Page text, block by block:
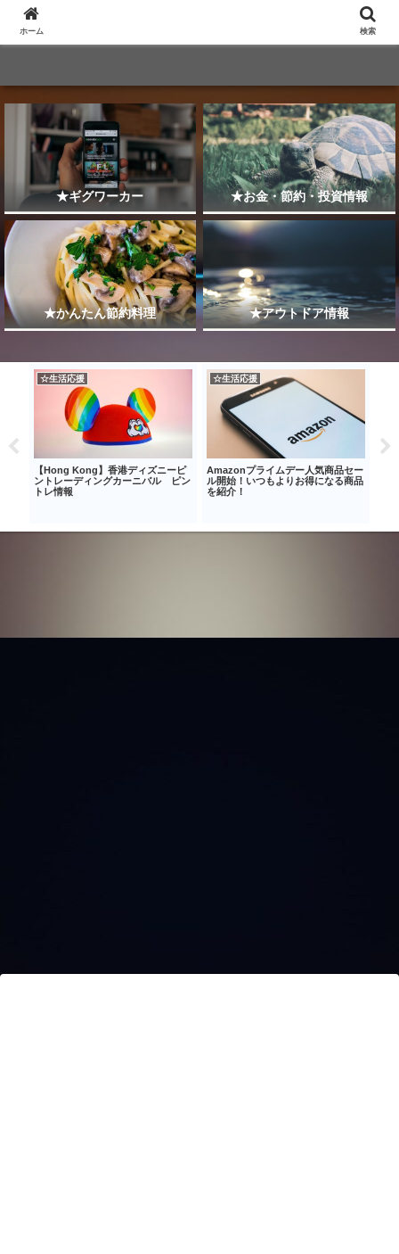
★ギグワーカー ★お金・節約・投資情報
★かんたん節約料理 ★アウトドア情報
☆生活応援
【Hong Kong】香港ディズニーピ
ントレーディングカーニバル ピン
トレ情報
☆生活応援
Amazonプライムデー人気商品セー
ル開始！いつもよりお得になる商品
を紹介！
ホーム 検索